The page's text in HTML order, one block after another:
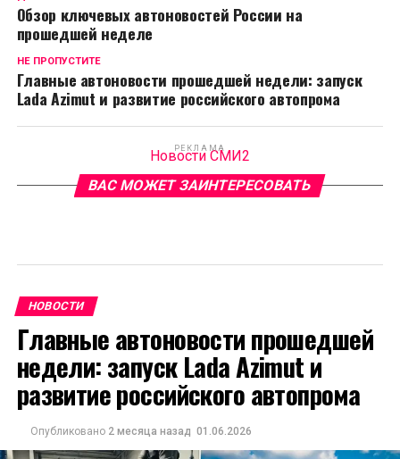
Обзор ключевых автоновостей России на
прошедшей неделе
НЕ ПРОПУСТИТЕ
Главные автоновости прошедшей недели: запуск
Lada Azimut и развитие российского автопрома
РЕКЛАМА
Новости СМИ2
ВАС МОЖЕТ ЗАИНТЕРЕСОВАТЬ
НОВОСТИ
Главные автоновости прошедшей
недели: запуск Lada Azimut и
развитие российского автопрома
Опубликовано 2 месяца назад 01.06.2026